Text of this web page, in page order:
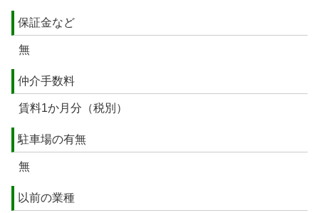
保証金など
無
仲介手数料
賃料1か月分（税別）
駐車場の有無
無
以前の業種